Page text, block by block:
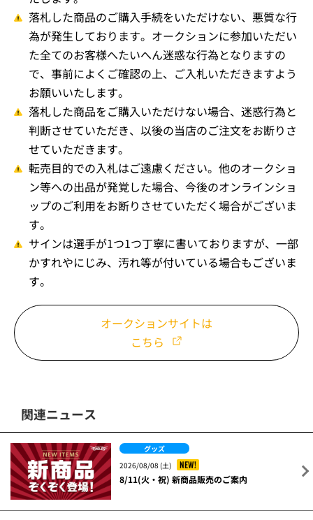
落札した商品のご購入手続をいただけない、悪質な行
為が発生しております。オークションに参加いただい
た全てのお客様へたいへん迷惑な行為となりますの
で、事前によくご確認の上、ご入札いただきますよう
お願いいたします。
落札した商品をご購入いただけない場合、迷惑行為と
判断させていただき、以後の当店のご注文をお断りさ
せていただきます。
転売目的での入札はご遠慮ください。他のオークショ
ン等への出品が発覚した場合、今後のオンラインショ
ップのご利用をお断りさせていただく場合がございま
す。
サインは選手が1つ1つ丁寧に書いておりますが、一部
かすれやにじみ、汚れ等が付いている場合もございま
す。
オークションサイトは
こちら
関連ニュース
グッズ
2026/08/08 (土)
NEW!
8/11(火・祝) 新商品販売のご案内